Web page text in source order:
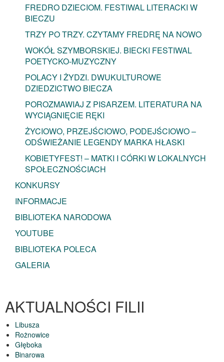
FREDRO DZIECIOM. FESTIWAL LITERACKI W
BIECZU
TRZY PO TRZY. CZYTAMY FREDRĘ NA NOWO
WOKÓŁ SZYMBORSKIEJ. BIECKI FESTIWAL
POETYCKO-MUZYCZNY
POLACY I ŻYDZI. DWUKULTUROWE
DZIEDZICTWO BIECZA
POROZMAWIAJ Z PISARZEM. LITERATURA NA
WYCIĄGNIĘCIE RĘKI
ŻYCIOWO, PRZEJŚCIOWO, PODEJŚCIOWO –
ODŚWIEŻANIE LEGENDY MARKA HŁASKI
KOBIETYFEST! – MATKI I CÓRKI W LOKALNYCH
SPOŁECZNOŚCIACH
KONKURSY
INFORMACJE
BIBLIOTEKA NARODOWA
YOUTUBE
BIBLIOTEKA POLECA
GALERIA
AKTUALNOŚCI FILII
Libusza
Rożnowice
Głęboka
Binarowa